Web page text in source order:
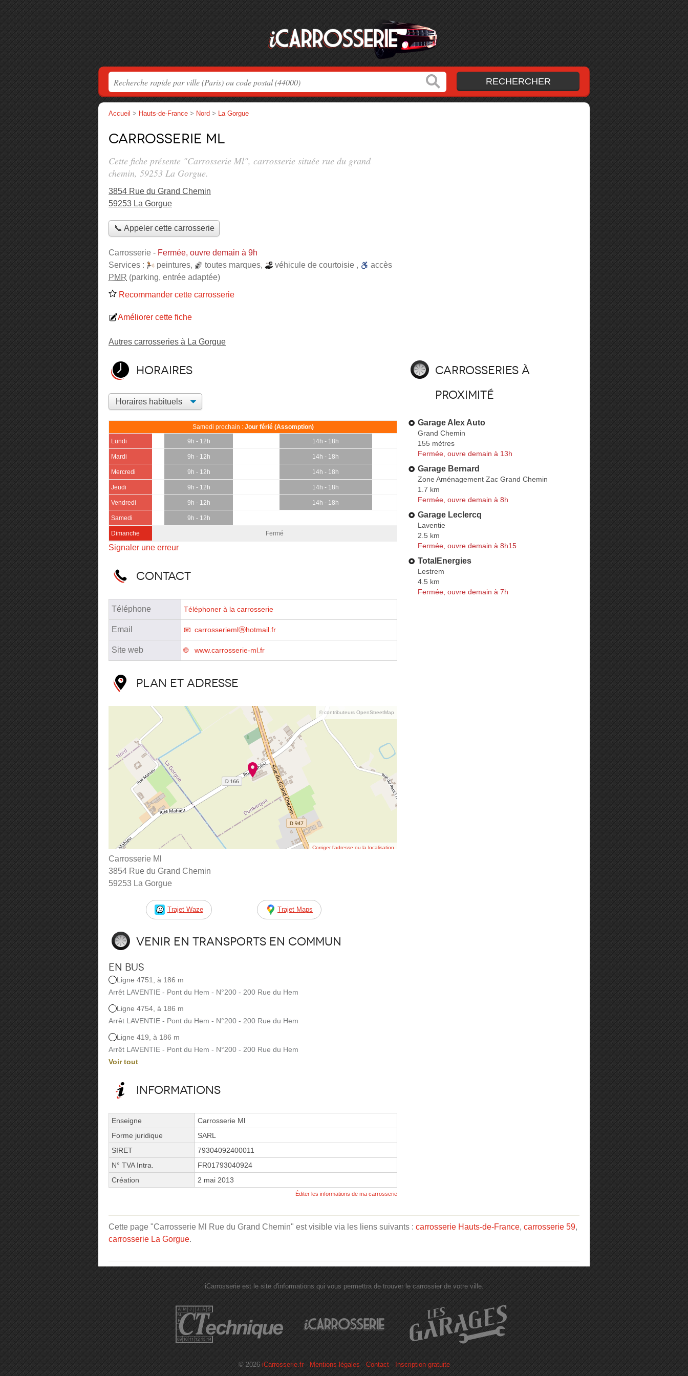
Accueil > Hauts-de-France > Nord > La Gorgue
Carrosserie Ml
Cette fiche présente "Carrosserie Ml", carrosserie située rue du grand
chemin, 59253 La Gorgue.
3854 Rue du Grand Chemin
59253 La Gorgue
📞 Appeler cette carrosserie
Carrosserie - Fermée, ouvre demain à 9h
Services :
peintures, toutes marques, véhicule de courtoisie ,
accès
PMR (parking, entrée adaptée)
Recommander cette carrosserie
Améliorer cette fiche
Autres carrosseries à La Gorgue
Horaires
Samedi prochain : Jour férié (Assomption)
Lundi 9h - 12h 14h - 18h
Mardi 9h - 12h 14h - 18h
Mercredi 9h - 12h 14h - 18h
Jeudi 9h - 12h 14h - 18h
Vendredi 9h - 12h 14h - 18h
Samedi 9h - 12h
Dimanche Fermé
Signaler une erreur
Contact
Téléphone Téléphoner à la carrosserie
Email carrosseriemlⓐhotmail.fr
Site web www.carrosserie-ml.fr
Plan et adresse
© contributeurs OpenStreetMap
Corriger l’adresse ou la localisation
Carrosserie Ml
3854 Rue du Grand Chemin
59253 La Gorgue
Trajet Waze Trajet Maps
Venir en transports en commun
En bus
Ligne 4751, à 186 m
Arrêt LAVENTIE - Pont du Hem - N°200 - 200 Rue du Hem
Ligne 4754, à 186 m
Arrêt LAVENTIE - Pont du Hem - N°200 - 200 Rue du Hem
Ligne 419, à 186 m
Arrêt LAVENTIE - Pont du Hem - N°200 - 200 Rue du Hem
Voir tout
Informations
Enseigne
Carrosserie Ml
Forme juridique
SARL
SIRET
79304092400011
N° TVA Intra.
FR01793040924
Création
2 mai 2013
Éditer les informations de ma carrosserie
Carrosseries à
proximité
Garage Alex Auto
Grand Chemin
155 mètres
Fermée, ouvre demain à 13h
Garage Bernard
Zone Aménagement Zac Grand Chemin
1.7 km
Fermée, ouvre demain à 8h
Garage Leclercq
Laventie
2.5 km
Fermée, ouvre demain à 8h15
TotalEnergies
Lestrem
4.5 km
Fermée, ouvre demain à 7h
Cette page "Carrosserie Ml Rue du Grand Chemin" est visible via les liens suivants : carrosserie Hauts-de-France, carrosserie 59,
carrosserie La Gorgue.
iCarrosserie est le site d'informations qui vous permettra de trouver le carrossier de votre ville.
© 2026 iCarrosserie.fr - Mentions légales - Contact- Inscription gratuite